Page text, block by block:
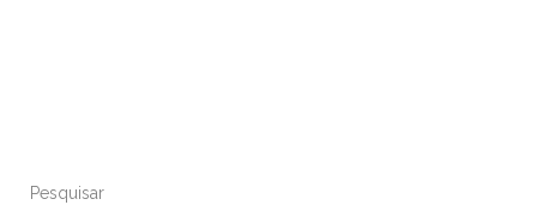
Pesquisar